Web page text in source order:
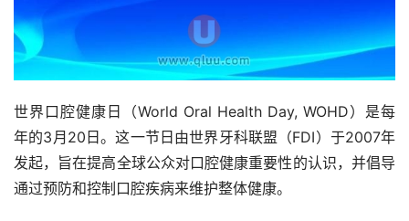
世界口腔健康日（World Oral Health Day, WOHD）是每
年的‌3月20日‌。这一节日由世界牙科联盟（FDI）于2007年
发起，旨在提高全球公众对口腔健康重要性的认识，并倡导
通过预防和控制口腔疾病来维护整体健康。